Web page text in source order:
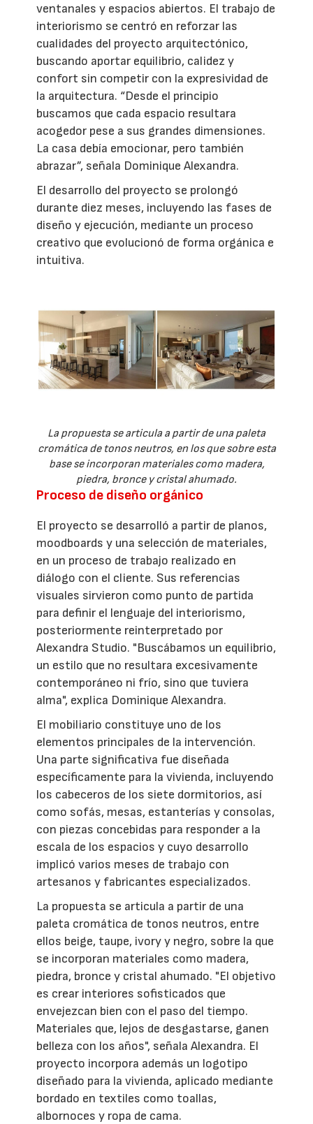
ventanales y espacios abiertos. El trabajo de
interiorismo se centró en reforzar las
cualidades del proyecto arquitectónico,
buscando aportar equilibrio, calidez y
confort sin competir con la expresividad de
la arquitectura. “Desde el principio
buscamos que cada espacio resultara
acogedor pese a sus grandes dimensiones.
La casa debía emocionar, pero también
abrazar”, señala Dominique Alexandra.
El desarrollo del proyecto se prolongó
durante diez meses, incluyendo las fases de
diseño y ejecución, mediante un proceso
creativo que evolucionó de forma orgánica e
intuitiva.
La propuesta se articula a partir de una paleta
cromática de tonos neutros, en los que sobre esta
base se incorporan materiales como madera,
piedra, bronce y cristal ahumado.
Proceso de diseño orgánico
El proyecto se desarrolló a partir de planos,
moodboards y una selección de materiales,
en un proceso de trabajo realizado en
diálogo con el cliente. Sus referencias
visuales sirvieron como punto de partida
para definir el lenguaje del interiorismo,
posteriormente reinterpretado por
Alexandra Studio. "Buscábamos un equilibrio,
un estilo que no resultara excesivamente
contemporáneo ni frío, sino que tuviera
alma", explica Dominique Alexandra.
El mobiliario constituye uno de los
elementos principales de la intervención.
Una parte significativa fue diseñada
específicamente para la vivienda, incluyendo
los cabeceros de los siete dormitorios, así
como sofás, mesas, estanterías y consolas,
con piezas concebidas para responder a la
escala de los espacios y cuyo desarrollo
implicó varios meses de trabajo con
artesanos y fabricantes especializados.
La propuesta se articula a partir de una
paleta cromática de tonos neutros, entre
ellos beige, taupe, ivory y negro, sobre la que
se incorporan materiales como madera,
piedra, bronce y cristal ahumado. "El objetivo
es crear interiores sofisticados que
envejezcan bien con el paso del tiempo.
Materiales que, lejos de desgastarse, ganen
belleza con los años", señala Alexandra. El
proyecto incorpora además un logotipo
diseñado para la vivienda, aplicado mediante
bordado en textiles como toallas,
albornoces y ropa de cama.